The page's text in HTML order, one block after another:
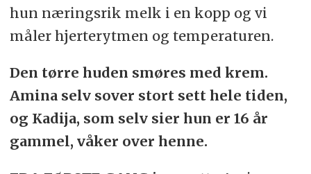
hun næringsrik melk i en kopp og vi
måler hjerterytmen og temperaturen.
Den tørre huden smøres med krem.
Amina selv sover stort sett hele tiden,
og Kadija, som selv sier hun er 16 år
gammel, våker over henne.